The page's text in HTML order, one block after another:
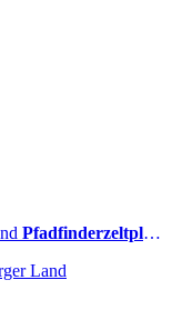
Pfadfinderzeltplatz Rothmannsthal
Land